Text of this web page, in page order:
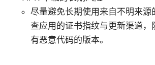
尽量避免长期使用来自不明来源
查应用的证书指纹与更新渠道，
有恶意代码的版本。